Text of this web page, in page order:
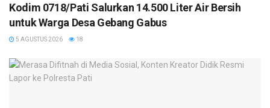
Kodim 0718/Pati Salurkan 14.500 Liter Air Bersih
untuk Warga Desa Gebang Gabus
5 AGUSTUS 2026 18